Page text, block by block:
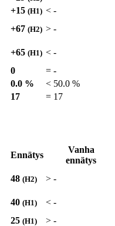
+15 (H1) < -
+67 (H2) > -
+65 (H1) < -
0 = -
0.0 % < 50.0 %
17 = 17
Ennätys
Vanha
ennätys
48 (H2) > -
40 (H1) < -
25 (H1) > -